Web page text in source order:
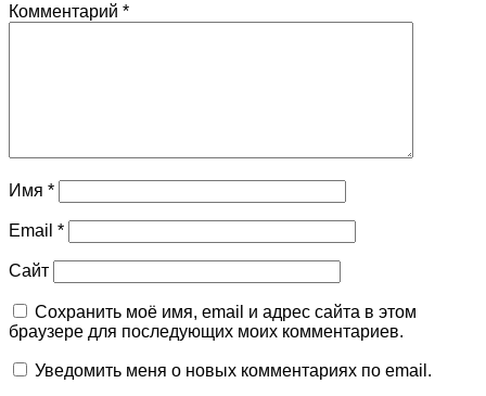
Комментарий *
Имя *
Email *
Сайт
Сохранить моё имя, email и адрес сайта в этом
браузере для последующих моих комментариев.
Уведомить меня о новых комментариях по email.